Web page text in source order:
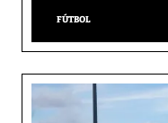
FÚTBOL